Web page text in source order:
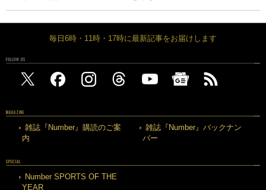
毎日6時・11時・17時に最新記事をお届けします
FOLLOW US
MAGAZINE
雑誌『Number』購読のご案
内
雑誌『Number』バックナン
バー
SPECIAL
Number SPORTS OF THE
YEAR